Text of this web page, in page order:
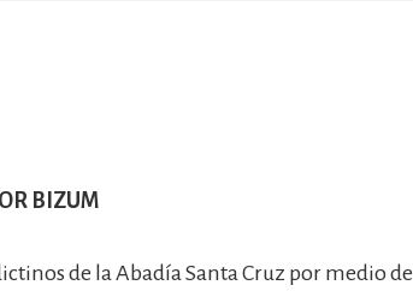
BIZUM
de la Abadía Santa Cruz por medio de